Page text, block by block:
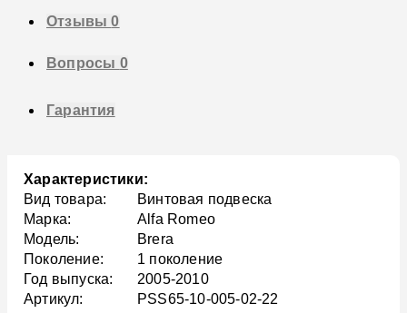
Отзывы0
Вопросы 0
Гарантия
Характеристики:
Вид товара:
Винтовая подвеска
Марка:
Alfa Romeo
Модель:
Brera
Поколение:
1 поколение
Год выпуска:
2005-2010
Артикул:
PSS65-10-005-02-22